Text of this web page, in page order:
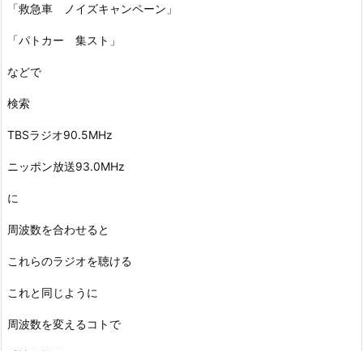
「救急車 ノイズキャンペーン」
「パトカー 集スト」
などで
検索
TBSラジオ90.5MHz
ニッポン放送93.0MHz
に
周波数を合わせると
これらのラジオを聴ける
これと同じように
周波数を変えるコトで